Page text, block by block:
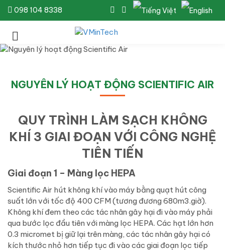
098 104 8338
NGUYÊN LÝ HOẠT ĐỘNG SCIENTIFIC AIR
QUY TRÌNH LÀM SẠCH KHÔNG
KHÍ 3 GIAI ĐOẠN VỚI CÔNG NGHỆ
TIÊN TIẾN
Giai đoạn 1 – Màng lọc HEPA
Scientific Air hút không khí vào máy bằng quạt hút công
suất lớn với tốc độ 400 CFM (tương đương 680m3.giờ).
Không khí đem theo các tác nhân gây hại đi vào máy phải
qua bước lọc đầu tiên với màng lọc HEPA. Các hạt lớn hơn
0.3 micromet bị giữ lại trên màng, các tác nhân gây hại có
kích thước nhỏ hơn tiếp tục đi vào các giai đoạn lọc tiếp